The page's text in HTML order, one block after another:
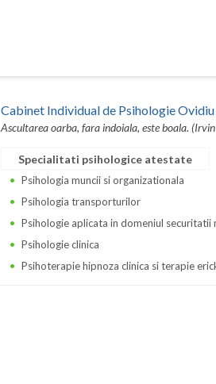
Cabinet Individual de Psihologie
Ascultarea oarba, fara indoiala, este boala.
Specialitati psihologice atestate
Psihologia muncii si organizationala
Psihologia transporturilor
Psihologie aplicata in domeniul securitatii
Psihologie clinica
Psihoterapie hipnoza clinica si terapie